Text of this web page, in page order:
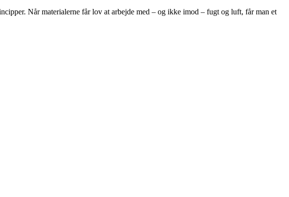
Når materialerne får lov at arbejde med – og ikke imod – fugt og luft, får man et